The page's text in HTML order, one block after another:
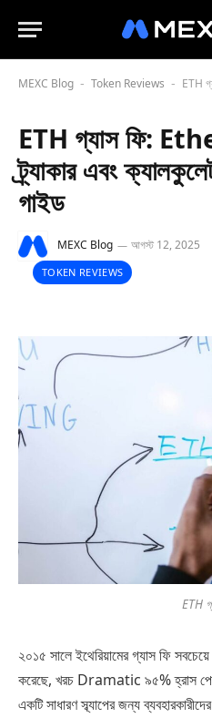
MEXC Blog - Token Reviews - ETH
ETH গ্যাস ফি:
ট্র্যাকার এবং
গাইড
MEXC Blog আগস্ট 12, 2025
TOKEN REVIEWS
ETH
২০১৫ সালে ইথেরিয়ামের গ্যাস ফি
করেছে, খরচ Dramatic ৯৫% হ্রাস
একটি সাধারণ স্ব্যাপের জন্য